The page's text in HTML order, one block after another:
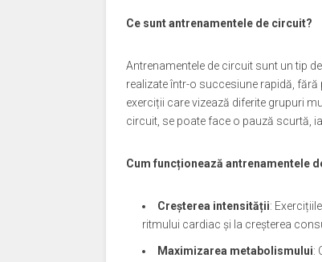
Ce sunt antrenamentele de circuit?
Antrenamentele de circuit sunt un tip
realizate într-o succesiune rapidă, fără
exerciții care vizează diferite grupuri
circuit, se poate face o pauză scurtă,
Cum funcționează antrenamentele
Creșterea intensității:
ritmului cardiac și la creșterea
Maximizarea metabolismului: